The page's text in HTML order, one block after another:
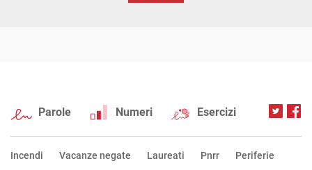
Parole Numeri Esercizi
Incendi Vacanze negate Laureati Pnrr Periferie